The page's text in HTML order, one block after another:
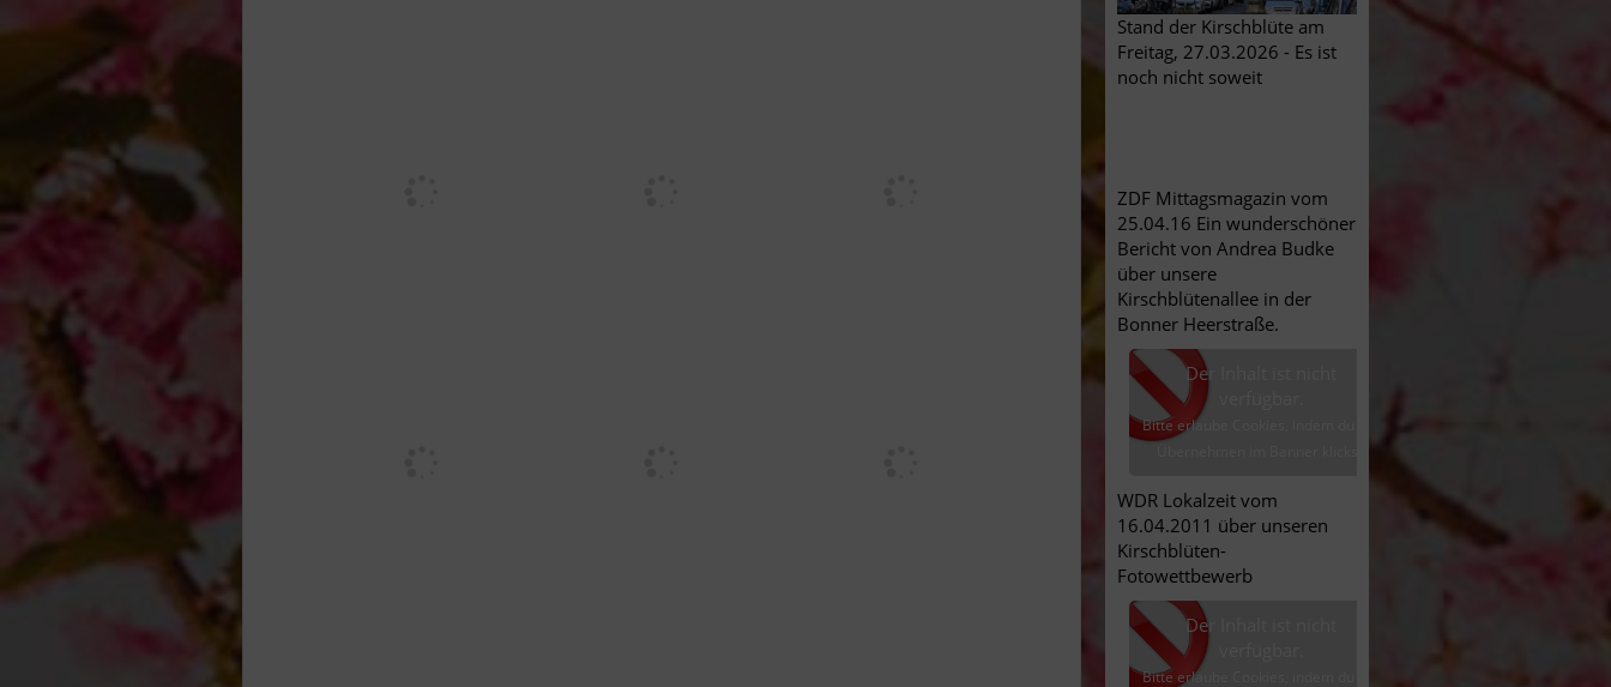
Stand der Kirschblüte am
Freitag, 27.03.2026 - Es ist
noch nicht soweit
ZDF Mittagsmagazin vom
25.04.16 Ein wunderschöner
Bericht von Andrea Budke
über unsere
Kirschblütenallee in der
Bonner Heerstraße.
Der Inhalt ist nicht
Bitte erlaube Cookies, indem du auf
WDR Lokalzeit vom
16.04.2011 über unseren
Kirschblüten-
Fotowettbewerb
Der Inhalt ist nicht
Bitte erlaube Cookies, indem du auf